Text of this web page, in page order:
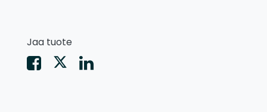
Jaa tuote